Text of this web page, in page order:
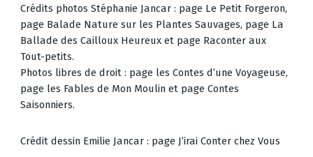
Crédits photos Stéphanie Jancar : page Le Petit Forgeron,
page Balade Nature sur les Plantes Sauvages, page La
Ballade des Cailloux Heureux et page Raconter aux
Tout-petits.
Photos libres de droit : page les Contes d’une Voyageuse,
page les Fables de Mon Moulin et page Contes
Saisonniers.
Crédit dessin Emilie Jancar : page J’irai Conter chez Vous